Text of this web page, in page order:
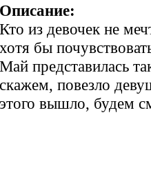
Описание:
Кто из девочек не
хотя бы
Май представилась
скажем, повезло
этого вышло, будем